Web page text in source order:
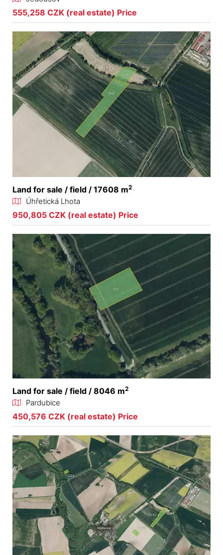
555,258 CZK (real estate) Price
Land for sale / field / 17608 m2
Úhřetická Lhota
950,805 CZK (real estate) Price
Land for sale / field / 8046 m2
Pardubice
450,576 CZK (real estate) Price